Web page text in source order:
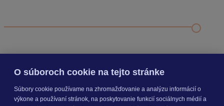
Nastavenie šanónov
SEGMENTY
O súboroch cookie na tejto stránke
Súbory cookie používame na zhromažďovanie a analýzu informácií o
výkone a používaní stránok, na poskytovanie funkcií sociálnych médií a